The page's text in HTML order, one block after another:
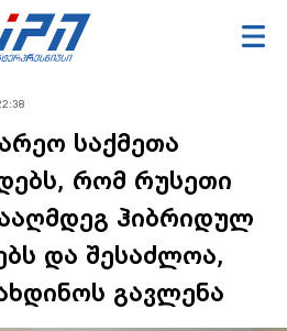
საქმეთა
რომ რუსეთი
ჰიბრიდულ
და შესაძლოა,
გავლენა